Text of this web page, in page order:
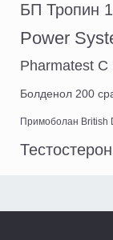
БП Тропин
Power
Pharmatest C
Болденол 200
Примоболан British